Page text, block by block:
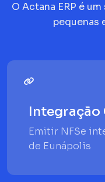
O Actana ERP é
pequenas
Integração
Emitir NFSe
de Eunápolis